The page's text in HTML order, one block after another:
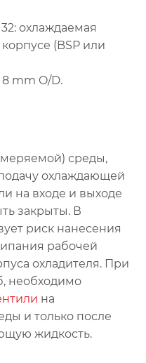
охлаждаемая
(BSP или
8 mm O/D.
среды,
охлаждающей
на входе и выходе
закрыты. В
риск нанесения
рабочей
охладителя. При
необходимо
на
и только после
жидкость.